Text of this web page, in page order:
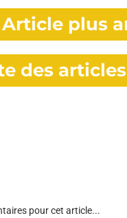
Article plus
des articles
pour cet article...